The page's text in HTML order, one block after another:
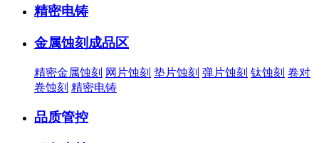
精密电铸
金属蚀刻成品区
精密金属蚀刻 网片蚀刻 垫片蚀刻 弹片蚀刻 钛蚀刻 卷对
卷蚀刻 精密电铸
品质管控